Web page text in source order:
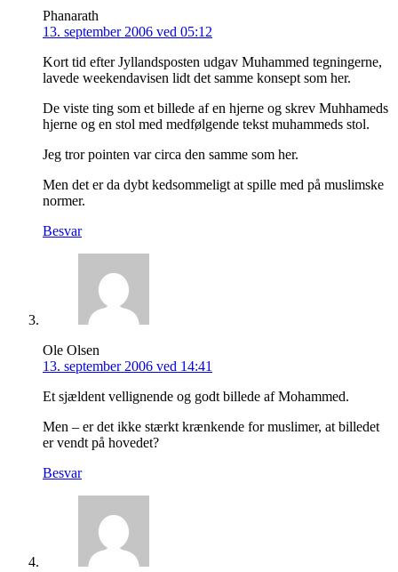
Phanarath
13. september 2006 ved 05:12
Kort tid efter Jyllandsposten udgav Muhammed tegningerne,
lavede weekendavisen lidt det samme konsept som her.
De viste ting som et billede af en hjerne og skrev Muhhameds
hjerne og en stol med medfølgende tekst muhammeds stol.
Jeg tror pointen var circa den samme som her.
Men det er da dybt kedsommeligt at spille med på muslimske
normer.
Besvar
Ole Olsen
13. september 2006 ved 14:41
Et sjældent vellignende og godt billede af Mohammed.
Men – er det ikke stærkt krænkende for muslimer, at billedet
er vendt på hovedet?
Besvar